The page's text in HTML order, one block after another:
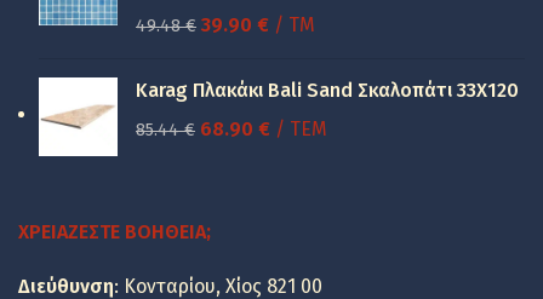
100.00 €.
49.48€ Original
was:
39.90 €Η
τιμή
είναι:
39.90 €.
/ TM
Karag Πλακάκι Bali Sand Σκαλοπάτι 33Χ120
85.44€ Original
68.90 €Η/ ΤΕΜ
ΧΡΕΙΆΖΕΣΤΕ ΒΟΉΘΕΙΑ;
Διεύθυνση: Κονταρίου, Χίος 821 00